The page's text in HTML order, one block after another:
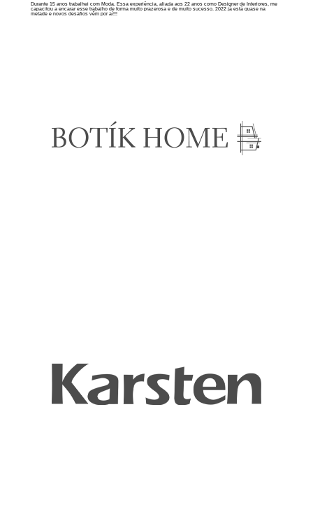
Durante 15 anos trabalhei com Moda. Essa experiência, aliada aos 22 anos como Designer de Interiores, me
capacitou a encarar esse trabalho de forma muito prazerosa e de muito sucesso. 2022 já está quase na
metade e novos desafios vêm por aí!!!